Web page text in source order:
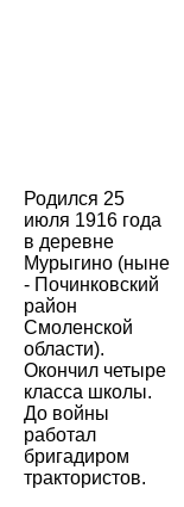
Родился 25
июля 1916 года
в деревне
Мурыгино (ныне
- Починковский
район
Смоленской
области).
Окончил четыре
класса школы.
До войны
работал
бригадиром
трактористов.